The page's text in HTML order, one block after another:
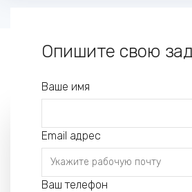
Опишите свою
Ваше имя
Email адрес
Ваш телефон